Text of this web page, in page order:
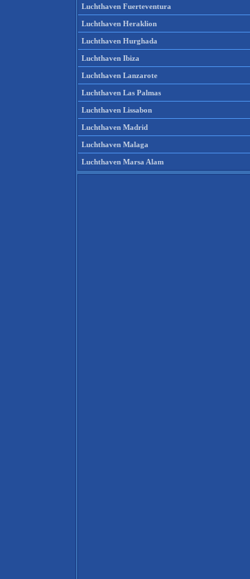
Luchthaven Fuerteventura
Luchthaven Heraklion
Luchthaven Hurghada
Luchthaven Ibiza
Luchthaven Lanzarote
Luchthaven Las Palmas
Luchthaven Lissabon
Luchthaven Madrid
Luchthaven Malaga
Luchthaven Marsa Alam